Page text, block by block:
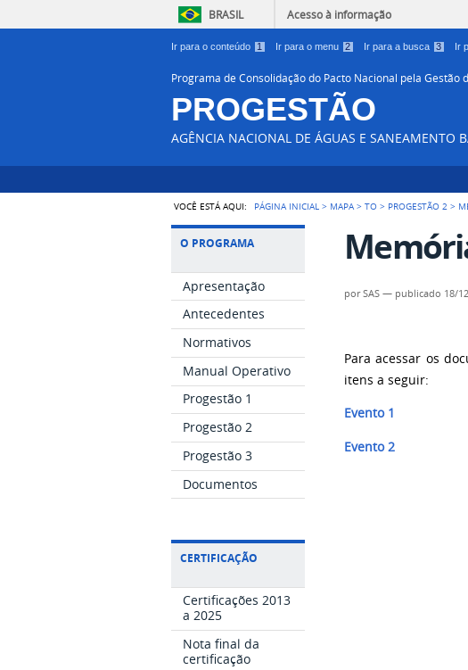
BRASIL Acesso à informação
Ir para o conteúdo 1 Ir para o menu 2 Ir para a busca 3 Ir
Programa de Consolidação do Pacto Nacional pela Gestão
PROGESTÃO
AGÊNCIA NACIONAL DE ÁGUAS E SANEAMENTO
VOCÊ ESTÁ AQUI: PÁGINA INICIAL > MAPA >TO > PROGESTÃO 2 >
O PROGRAMA
Apresentação
Antecedentes
Normativos
Manual Operativo
Progestão 1
Progestão 2
Progestão 3
Documentos
CERTIFICAÇÃO
Certificações 2013
a 2025
Nota final da
certificação
porSAS — publicado 18/
Para acessar os
itens a seguir:
Evento 1
Evento 2